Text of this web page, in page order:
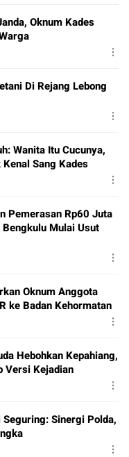
Oknum Kades
Di Rejang Lebong
Wanita Itu Cucunya,
Kenal Sang Kades
Pemerasan Rp60 Juta
Mulai Usut
Oknum Anggota
ke Badan Kehormatan
Hebohkan Kepahiang,
Versi Kejadian
Sinergi Polda,